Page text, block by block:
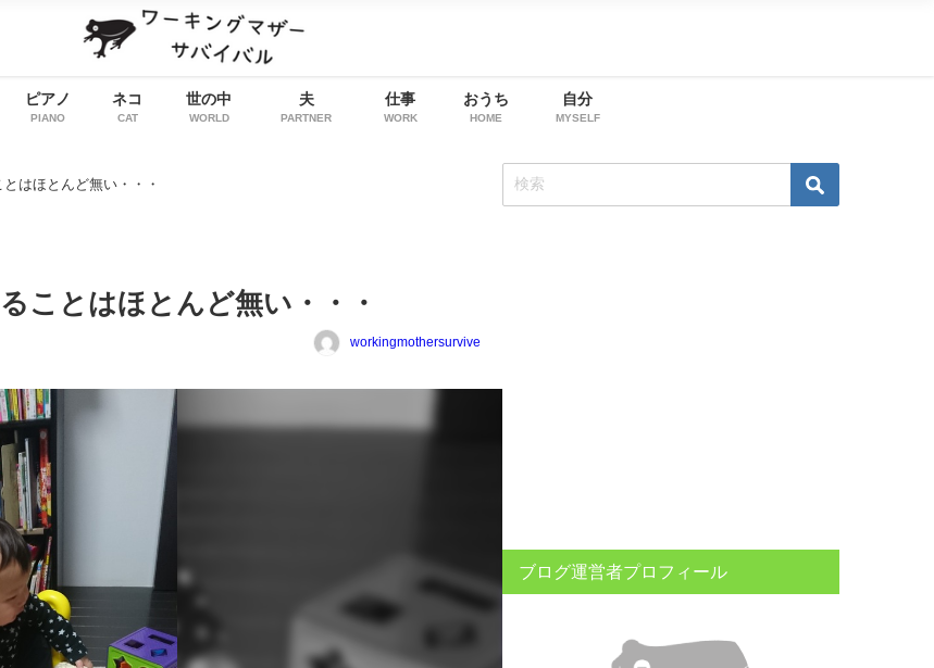
ピアノ
PIANO
ネコ
CAT
世の中
WORLD
夫
PARTNER
仕事
WORK
おうち
HOME
自分
MYSELF
はほとんど無い・・・
ことはほとんど無い・・・
workingmothersurvive
ブログ運営者プロフィール